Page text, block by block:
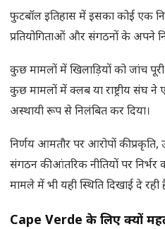
फुटबॉल इतिहास में इसका कोई एक
प्रतियोगिताओं और संगठनों के अपने
कुछ मामलों में खिलाड़ियों को जांच
कुछ मामलों में क्लब या राष्ट्रीय संघ ने
अस्थायी रूप से निलंबित कर दिया।
निर्णय आमतौर पर आरोपों की प्रकृति,
संगठन की आंतरिक नीतियों पर
मामले में भी यही स्थिति दिखाई दे रही
Cape Verde के लिए क्यों